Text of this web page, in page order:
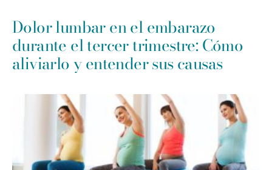
Dolor lumbar en el embarazo
durante el tercer trimestre: Cómo
aliviarlo y entender sus causas